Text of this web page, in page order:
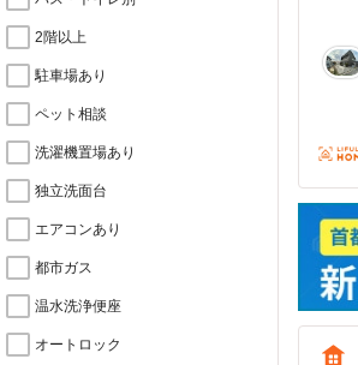
2階以上
駐車場あり
ペット相談
洗濯機置場あり
独立洗面台
エアコンあり
都市ガス
温水洗浄便座
オートロック